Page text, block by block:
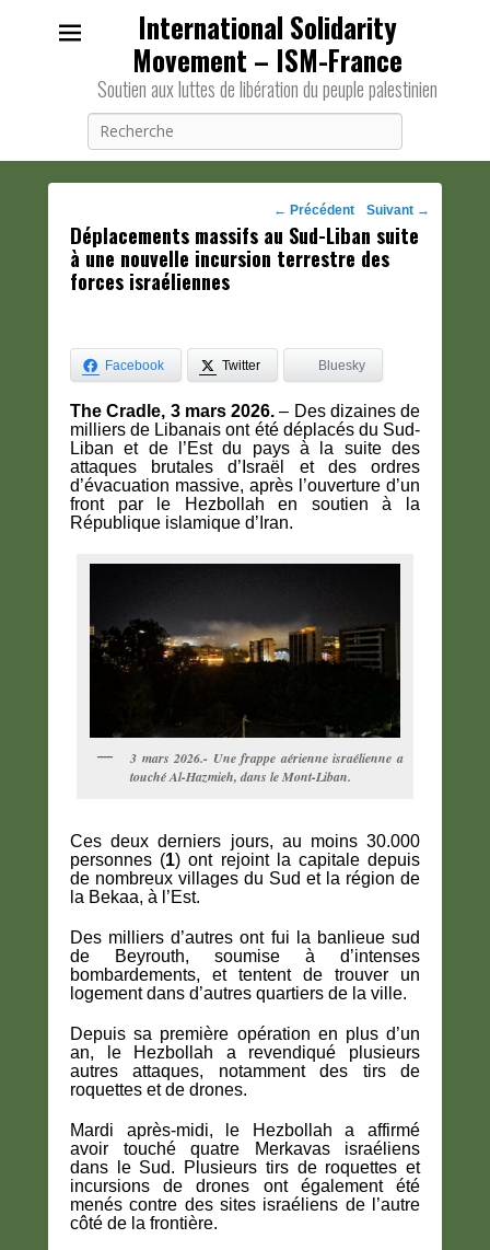
International Solidarity
Movement – ISM-France
Soutien aux luttes de libération du peuple palestinien
Navigation
des
← Précédent Suivant →
Déplacements massifs au Sud-Liban suite
à une nouvelle incursion terrestre des
forces israéliennes
Facebook Twitter Bluesky
The Cradle, 3 mars 2026. – Des dizaines de
milliers de Libanais ont été déplacés du Sud-
Liban et de l’Est du pays à la suite des
attaques brutales d’Israël et des ordres
d’évacuation massive, après l’ouverture d’un
front par le Hezbollah en soutien à la
République islamique d’Iran.
3 mars 2026.- Une frappe aérienne israélienne a
touché Al-Hazmieh, dans le Mont-Liban.
Ces deux derniers jours, au moins 30.000
personnes (1) ont rejoint la capitale depuis
de nombreux villages du Sud et la région de
la Bekaa, à l’Est.
Des milliers d’autres ont fui la banlieue sud
de Beyrouth, soumise à d’intenses
bombardements, et tentent de trouver un
logement dans d’autres quartiers de la ville.
Depuis sa première opération en plus d’un
an, le Hezbollah a revendiqué plusieurs
autres attaques, notamment des tirs de
roquettes et de drones.
Mardi après-midi, le Hezbollah a affirmé
avoir touché quatre Merkavas israéliens
dans le Sud. Plusieurs tirs de roquettes et
incursions de drones ont également été
menés contre des sites israéliens de l’autre
côté de la frontière.